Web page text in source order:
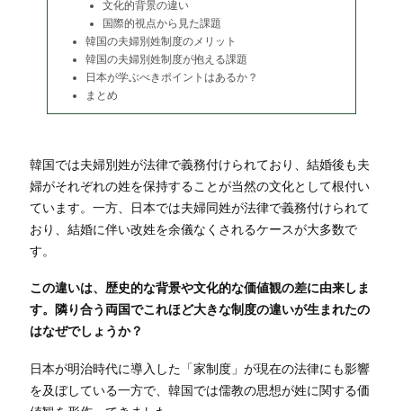
文化的背景の違い
国際的視点から見た課題
韓国の夫婦別姓制度のメリット
韓国の夫婦別姓制度が抱える課題
日本が学ぶべきポイントはあるか？
まとめ
韓国では夫婦別姓が法律で義務付けられており、結婚後も夫
婦がそれぞれの姓を保持することが当然の文化として根付い
ています。一方、日本では夫婦同姓が法律で義務付けられて
おり、結婚に伴い改姓を余儀なくされるケースが大多数で
す。
この違いは、歴史的な背景や文化的な価値観の差に由来しま
す。隣り合う両国でこれほど大きな制度の違いが生まれたの
はなぜでしょうか？
日本が明治時代に導入した「家制度」が現在の法律にも影響
を及ぼしている一方で、韓国では儒教の思想が姓に関する価